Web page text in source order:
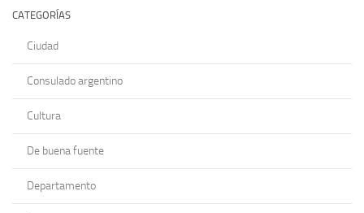
CATEGORÍAS
Ciudad
Consulado argentino
Cultura
De buena fuente
Departamento